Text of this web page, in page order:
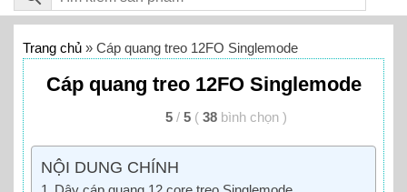
Trang chủ » Cáp quang treo 12FO Singlemode
Cáp quang treo 12FO Singlemode
5 / 5 ( 38 bình chọn )
NỘI DUNG CHÍNH